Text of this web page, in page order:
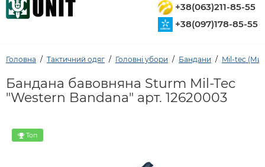
+38(063)211-85-55
+38(097)178-85-55
Головна Тактичний одяг Головні убори Бандани Mil-tec
Бандана бавовняна Sturm Mil-Tec
"Western Bandana" арт. 12620003
Топ